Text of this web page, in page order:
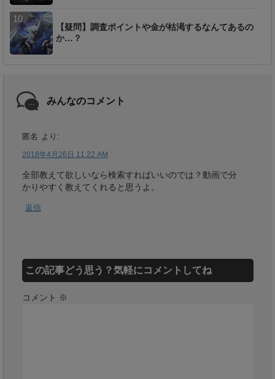
【疑問】調査ポイントや金が枯渇するなんてあるの
か…？
みんなのコメント
匿名 より:
2018年4月26日 11:22 AM
全部教えて欲しいなら検索すればいいのでは？動画で分
かりやすく教えてくれると思うよ。
返信
この記事どう思う？気軽にコメントしてね
コメント ※